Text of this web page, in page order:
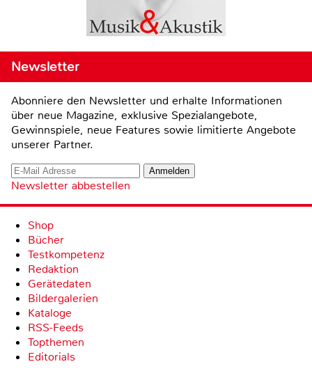
Newsletter
Abonniere den Newsletter und erhalte Informationen
über neue Magazine, exklusive Spezialangebote,
Gewinnspiele, neue Features sowie limitierte Angebote
unserer Partner.
Newsletter abbestellen
Shop
Bücher
Testkompetenz
Redaktion
Gerätedaten
Bildergalerien
Kataloge
RSS-Feeds
Topthemen
Editorials